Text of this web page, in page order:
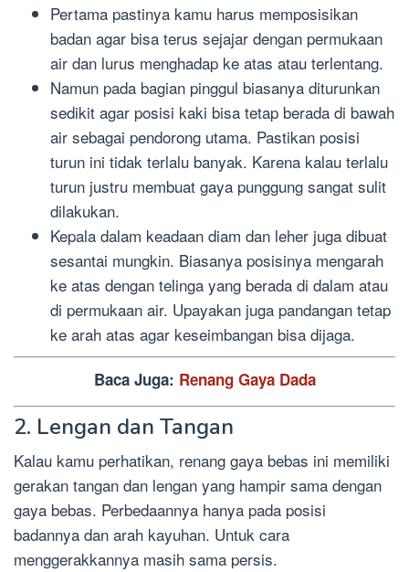
Pertama pastinya kamu harus memposisikan
badan agar bisa terus sejajar dengan permukaan
air dan lurus menghadap ke atas atau terlentang.
Namun pada bagian pinggul biasanya diturunkan
sedikit agar posisi kaki bisa tetap berada di bawah
air sebagai pendorong utama. Pastikan posisi
turun ini tidak terlalu banyak. Karena kalau terlalu
turun justru membuat gaya punggung sangat sulit
dilakukan.
Kepala dalam keadaan diam dan leher juga dibuat
sesantai mungkin. Biasanya posisinya mengarah
ke atas dengan telinga yang berada di dalam atau
di permukaan air. Upayakan juga pandangan tetap
ke arah atas agar keseimbangan bisa dijaga.
Baca Juga: Renang Gaya Dada
2. Lengan dan Tangan
Kalau kamu perhatikan, renang gaya bebas ini memiliki
gerakan tangan dan lengan yang hampir sama dengan
gaya bebas. Perbedaannya hanya pada posisi
badannya dan arah kayuhan. Untuk cara
menggerakkannya masih sama persis.